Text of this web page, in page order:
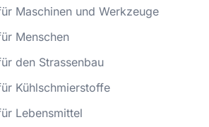
Maschinen und Werkzeuge
Menschen
den Strassenbau
Kühlschmierstoffe
Lebensmittel